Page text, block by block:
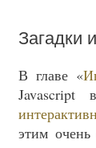
Загадки
В главе «
Javascript
этим